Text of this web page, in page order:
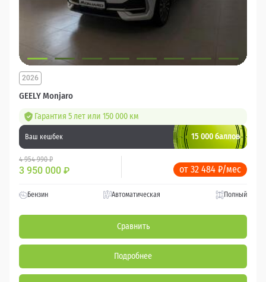
GEELY Monjaro
2026
Гарантия 5 лет или 150 000 км
Ваш кешбек 15 000 баллов
4 954 990 ₽
3 950 000 ₽ от 32 484 ₽/мес
Бензин Автоматическая Полный
Сравнить
Подробнее